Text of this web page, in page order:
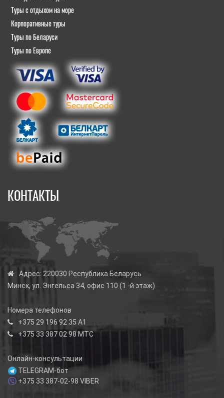
Туры с отдыхом на море
Корпоративные туры
Туры по Беларуси
Туры по Европе
КОНТАКТЫ
Адрес: 220030 Республика Беларусь
Минск, ул. Энгельса 34, офис 110 (1 -й этаж)
Номера телефонов
+375 29 196 92 35 А1
+375 33 387 02 98МТС
Онлайн-консультации
TELEGRAM-бот
+375 33 387-02-98 VIBER